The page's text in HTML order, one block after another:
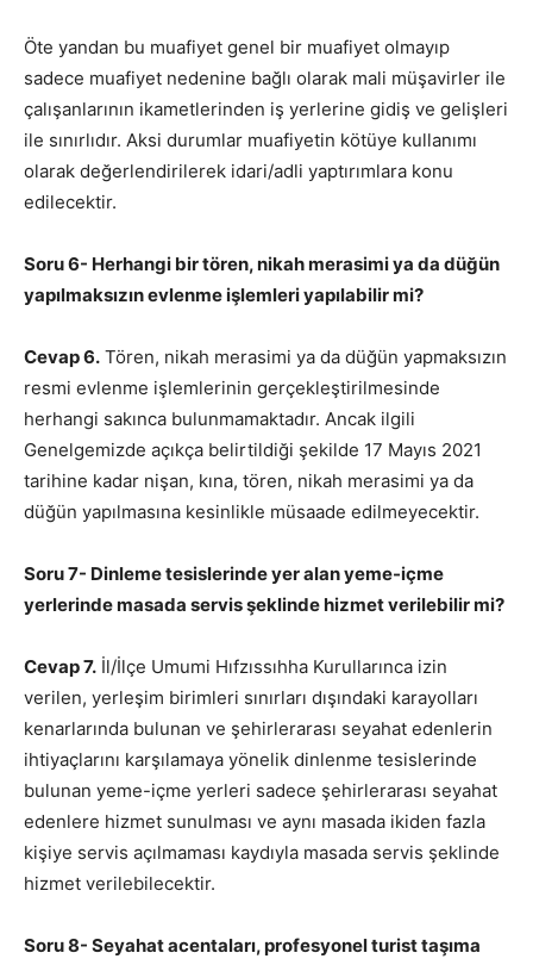
Öte yandan bu muafiyet genel bir muafiyet olmayıp
sadece muafiyet nedenine bağlı olarak mali müşavirler ile
çalışanlarının ikametlerinden iş yerlerine gidiş ve gelişleri
ile sınırlıdır. Aksi durumlar muafiyetin kötüye kullanımı
olarak değerlendirilerek idari/adli yaptırımlara konu
edilecektir.
Soru 6- Herhangi bir tören, nikah merasimi ya da düğün
yapılmaksızın evlenme işlemleri yapılabilir mi?
Cevap 6. Tören, nikah merasimi ya da düğün yapmaksızın
resmi evlenme işlemlerinin gerçekleştirilmesinde
herhangi sakınca bulunmamaktadır. Ancak ilgili
Genelgemizde açıkça belirtildiği şekilde 17 Mayıs 2021
tarihine kadar nişan, kına, tören, nikah merasimi ya da
düğün yapılmasına kesinlikle müsaade edilmeyecektir.
Soru 7- Dinleme tesislerinde yer alan yeme-içme
yerlerinde masada servis şeklinde hizmet verilebilir mi?
Cevap 7. İl/İlçe Umumi Hıfzıssıhha Kurullarınca izin
verilen, yerleşim birimleri sınırları dışındaki karayolları
kenarlarında bulunan ve şehirlerarası seyahat edenlerin
ihtiyaçlarını karşılamaya yönelik dinlenme tesislerinde
bulunan yeme-içme yerleri sadece şehirlerarası seyahat
edenlere hizmet sunulması ve aynı masada ikiden fazla
kişiye servis açılmaması kaydıyla masada servis şeklinde
hizmet verilebilecektir.
Soru 8- Seyahat acentaları, profesyonel turist taşıma